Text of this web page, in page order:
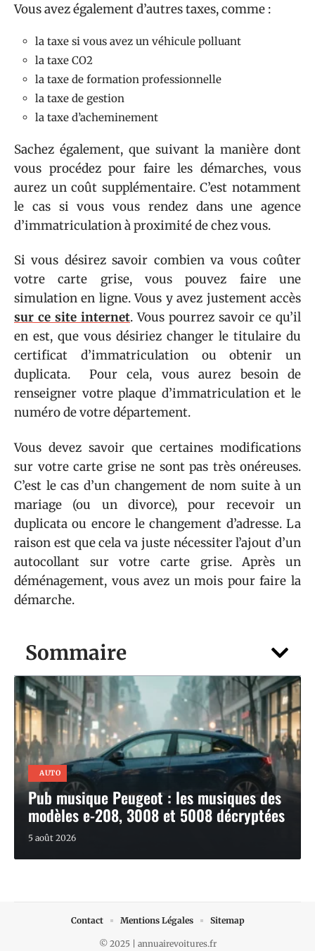
Sommaire
AUTO
Pub musique Peugeot : les musiques des
modèles e-208, 3008 et 5008 décryptées
5 août 2026
Vous avez également d’autres taxes, comme :
la taxe si vous avez un véhicule polluant
la taxe CO2
la taxe de formation professionnelle
la taxe de gestion
la taxe d’acheminement
Sachez également, que suivant la manière dont
vous procédez pour faire les démarches, vous
aurez un coût supplémentaire. C’est notamment
le cas si vous vous rendez dans une agence
d’immatriculation à proximité de chez vous.
Si vous désirez savoir combien va vous coûter
votre carte grise, vous pouvez faire une
simulation en ligne. Vous y avez justement accès
sur ce site internet. Vous pourrez savoir ce qu’il
en est, que vous désiriez changer le titulaire du
certificat d’immatriculation ou obtenir un
duplicata. Pour cela, vous aurez besoin de
renseigner votre plaque d’immatriculation et le
numéro de votre département.
Vous devez savoir que certaines modifications
sur votre carte grise ne sont pas très onéreuses.
C’est le cas d’un changement de nom suite à un
mariage (ou un divorce), pour recevoir un
duplicata ou encore le changement d’adresse. La
raison est que cela va juste nécessiter l’ajout d’un
autocollant sur votre carte grise. Après un
déménagement, vous avez un mois pour faire la
démarche.
© 2025 | annuairevoitures.fr
Contact Mentions Légales Sitemap